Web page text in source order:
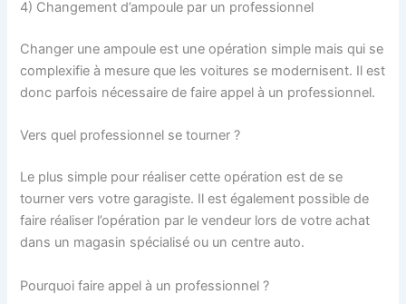
4) Changement d’ampoule par un professionnel
Changer une ampoule est une opération simple mais qui se
complexifie à mesure que les voitures se modernisent. Il est
donc parfois nécessaire de faire appel à un professionnel.
Vers quel professionnel se tourner ?
Le plus simple pour réaliser cette opération est de se
tourner vers votre garagiste. Il est également possible de
faire réaliser l’opération par le vendeur lors de votre achat
dans un magasin spécialisé ou un centre auto.
Pourquoi faire appel à un professionnel ?